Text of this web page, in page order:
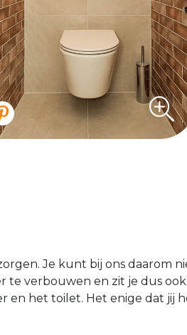
Je kunt bij ons daarom
te verbouwen en zit je dus
en het toilet. Het enige dat jij